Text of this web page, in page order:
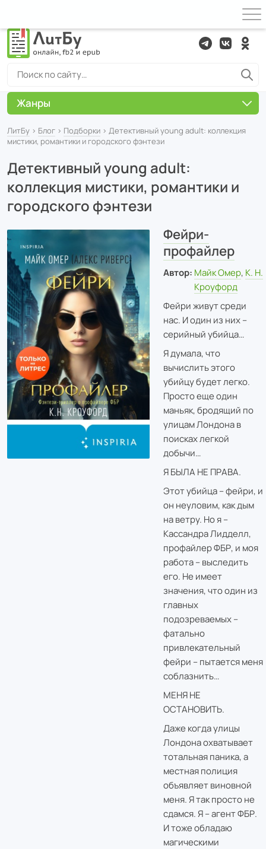
ЛитБу › Блог › Подборки › Детективный young adult: коллекция
мистики, романтики и городского фэнтези
Детективный young adult:
коллекция мистики, романтики и
городского фэнтези
Фейри-
профайлер
Автор: Майк Омер, К. Н.
Кроуфорд
Фейри живут среди
нас. И один из них –
серийный убийца…
Я думала, что
вычислить этого
убийцу будет легко.
Просто еще один
маньяк, бродящий по
улицам Лондона в
поисках легкой
добычи…
Я БЫЛА НЕ ПРАВА.
Этот убийца – фейри, и
он неуловим, как дым
на ветру. Но я –
Кассандра Лидделл,
профайлер ФБР, и моя
работа – выследить
его. Не имеет
значения, что один из
главных
подозреваемых –
фатально
привлекательный
фейри – пытается меня
соблазнить…
МЕНЯ НЕ
ОСТАНОВИТЬ.
Даже когда улицы
Лондона охватывает
тотальная паника, а
местная полиция
объявляет виновной
меня. Я так просто не
сдамся. Я – агент ФБР.
И тоже обладаю
магическими
Жанры